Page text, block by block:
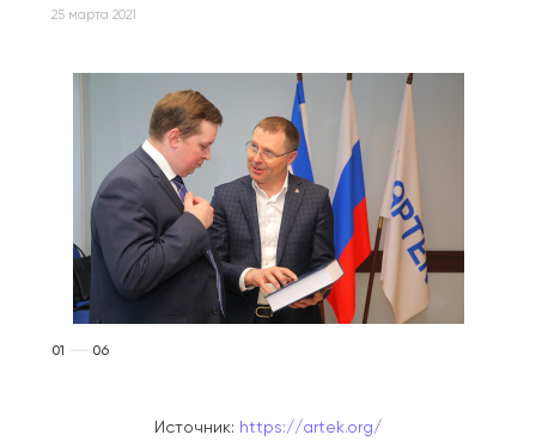
25 марта 2021
01 06
Источник: https://artek.org/